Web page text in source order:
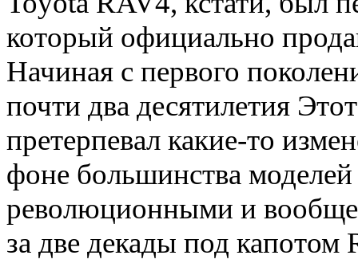
который официально
Начиная с первого
почти два десятилетия
претерпевал какие-то
фоне большинства
революционными и
за две декады под